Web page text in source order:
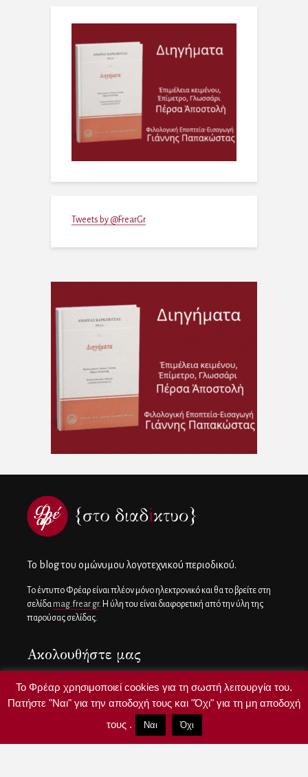
Tweets by @FrearGr
To blog του ομώνυμου λογοτεχνικού περιοδικού.
Το έντυπο Φρέαρ είναι πλέον μόνο ηλεκτρονικό και θα το βρείτε στη
σελίδα mag.frear.gr. Η ύλη του είναι διαφορετική από την ύλη της
παρούσας σελίδας.
Ακολουθήστε μας
Το Φρέαρ χρησιμοποιεί cookies για τη σωστή λειτουργία του.
Πατήστε "Ναι" για την αποδοχή τους και "Όχι" για τη μη αποδοχή
τους .
Ναι Όχι